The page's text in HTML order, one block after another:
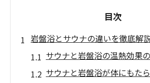
目次
岩盤浴とサウナの違いを徹底解
サウナと岩盤浴の温熱効果
サウナと岩盤浴が体にもた